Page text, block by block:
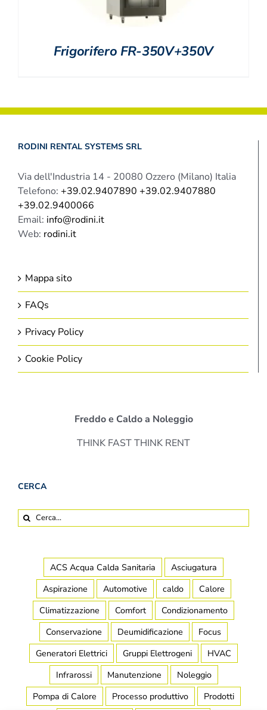
Frigorifero FR-350V+350V
RODINI RENTAL SYSTEMS SRL
Via dell'Industria 14 - 20080 Ozzero (Milano) Italia
Telefono: +39.02.9407890 +39.02.9407880
+39.02.9400066
Email: info@rodini.it
Web: rodini.it
Mappa sito
FAQs
Privacy Policy
Cookie Policy
Freddo e Caldo a Noleggio
THINK FAST THINK RENT
CERCA
Cerca
per:
ACS Acqua Calda Sanitaria
Asciugatura
Aspirazione
Automotive caldo
Calore
Climatizzazione
Comfort
Condizionamento
Conservazione
Deumidificazione
Focus
Generatori Elettrici
Gruppi Elettrogeni
HVAC
Infrarossi
Manutenzione
Noleggio
Pompa di Calore
Processo produttivo Prodotti